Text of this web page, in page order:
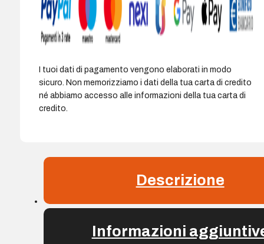
I tuoi dati di pagamento vengono elaborati in modo
sicuro. Non memorizziamo i dati della tua carta di credito
né abbiamo accesso alle informazioni della tua carta di
credito.
Descrizione
Informazioni